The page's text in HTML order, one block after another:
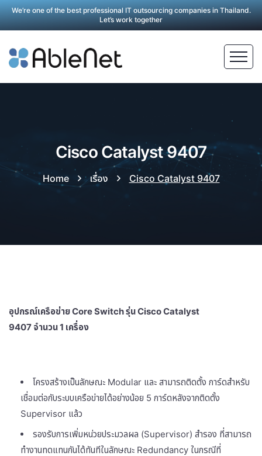
We’re one of the best professional IT outsourcing companies in Thailand.
Let’s work together
Cisco Catalyst 9407
Home เรื่อง Cisco Catalyst 9407
อุปกรณ์เครือข่ายCore Switch รุ่น Cisco Catalyst
9407 จำนวน1 เครื่อง
โครงสร้างเป็นลักษณะ Modular และ สามารถติดตั้ง การ์ดสำหรับ
เชื่อมต่อกับระบบเครือข่ายได้อย่างน้อย 5 การ์ดหลังจากติดตั้ง
Supervisor แล้ว
รองรับการเพิ่มหน่วยประมวลผล (Supervisor) สำรอง ที่สามารถ
ทำงานทดแทนกันได้ทันทีในลักษณะ Redundancy ในกรณีที่